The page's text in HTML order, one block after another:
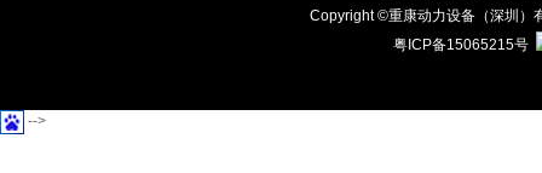
Copyright ©重康动力设备（深圳
粤ICP备15065215号
-->